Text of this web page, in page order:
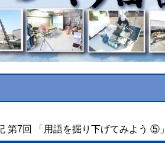
第7回 「用語を掘り下げてみよう ⑤」